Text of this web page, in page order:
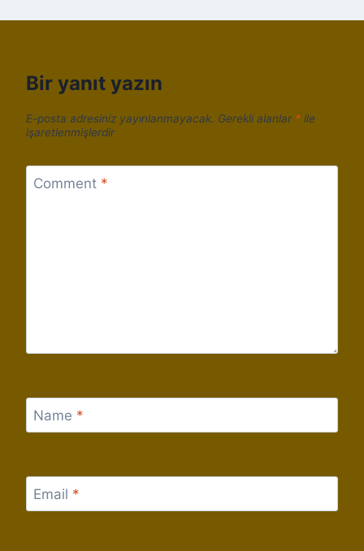
Bir yanıt yazın
E-posta adresiniz yayınlanmayacak. Gerekli alanlar * ile
işaretlenmişlerdir
Comment *
Name *
Email *